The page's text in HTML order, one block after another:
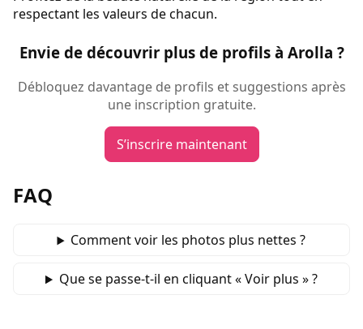
respectant les valeurs de chacun.
Envie de découvrir plus de profils à Arolla ?
Débloquez davantage de profils et suggestions après
une inscription gratuite.
S’inscrire maintenant
FAQ
Comment voir les photos plus nettes ?
Que se passe‑t‑il en cliquant « Voir plus » ?